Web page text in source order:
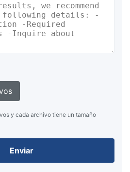
y cada archivo tiene un tamaño
Enviar